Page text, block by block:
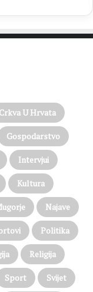
Crkva U Hrvata
Gospodarstvo
Intervjui
Kultura
Najave
Politika
Religija
Sport Svijet